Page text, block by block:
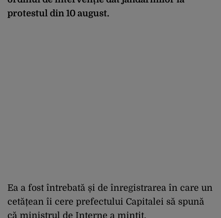
protestul din 10 august.
Ea a fost întrebată și de înregistrarea în care un
cetățean îi cere prefectului Capitalei să spună
că ministrul de Interne a mințit.